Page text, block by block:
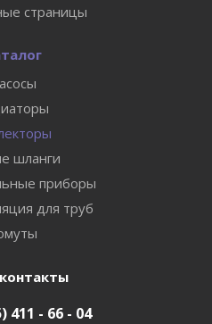
страницы
шланги
приборы
для труб
411 - 66 - 04